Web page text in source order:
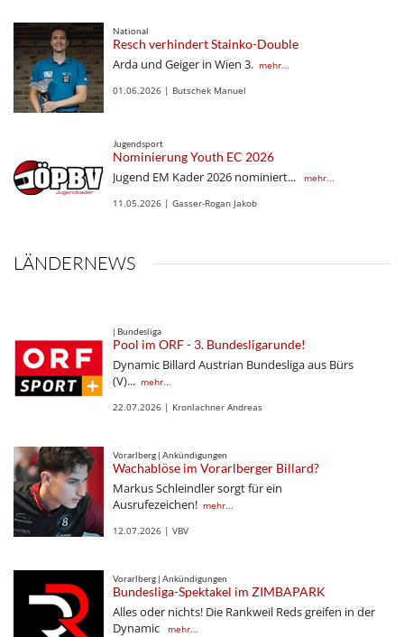
National
Resch verhindert Stainko-Double
Arda und Geiger in Wien 3. mehr...
01.06.2026 | Butschek Manuel
Jugendsport
Nominierung Youth EC 2026
Jugend EM Kader 2026 nominiert...
mehr...
11.05.2026 | Gasser-Rogan Jakob
LÄNDERNEWS
| Bundesliga
Pool im ORF - 3. Bundesligarunde!
Dynamic Billard Austrian Bundesliga aus Bürs
(V)... mehr...
22.07.2026 | Kronlachner Andreas
Vorarlberg | Ankündigungen
Wachablöse im Vorarlberger Billard?
Markus Schleindler sorgt für ein
Ausrufezeichen! mehr...
12.07.2026 | VBV
Vorarlberg | Ankündigungen
Bundesliga-Spektakel im ZIMBAPARK
Alles oder nichts! Die Rankweil Reds greifen in der
Dynamic
mehr...